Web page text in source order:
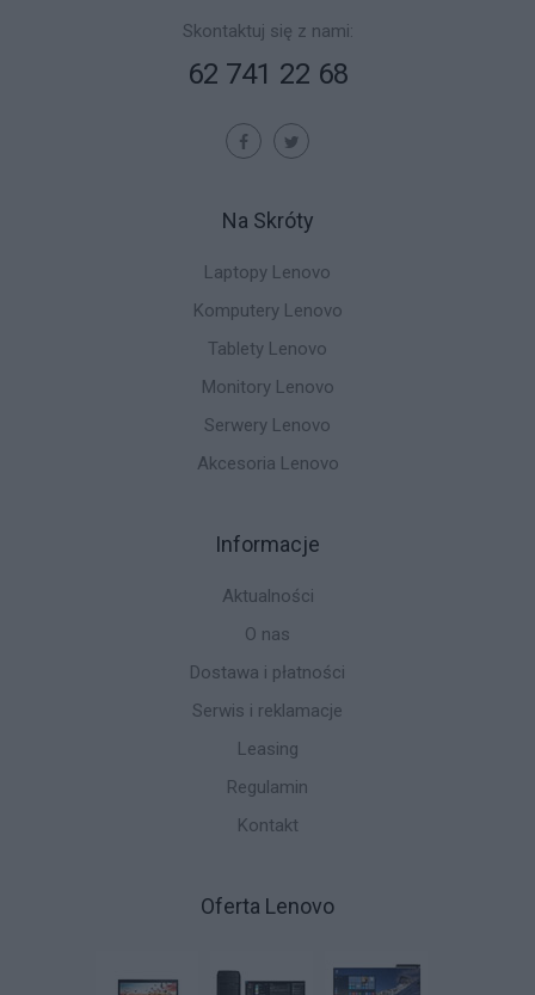
Skontaktuj się z nami:
62 741 22 68
Na Skróty
Laptopy Lenovo
Komputery Lenovo
Tablety Lenovo
Monitory Lenovo
Serwery Lenovo
Akcesoria Lenovo
Informacje
Aktualności
O nas
Dostawa i płatności
Serwis i reklamacje
Leasing
Regulamin
Kontakt
Oferta Lenovo